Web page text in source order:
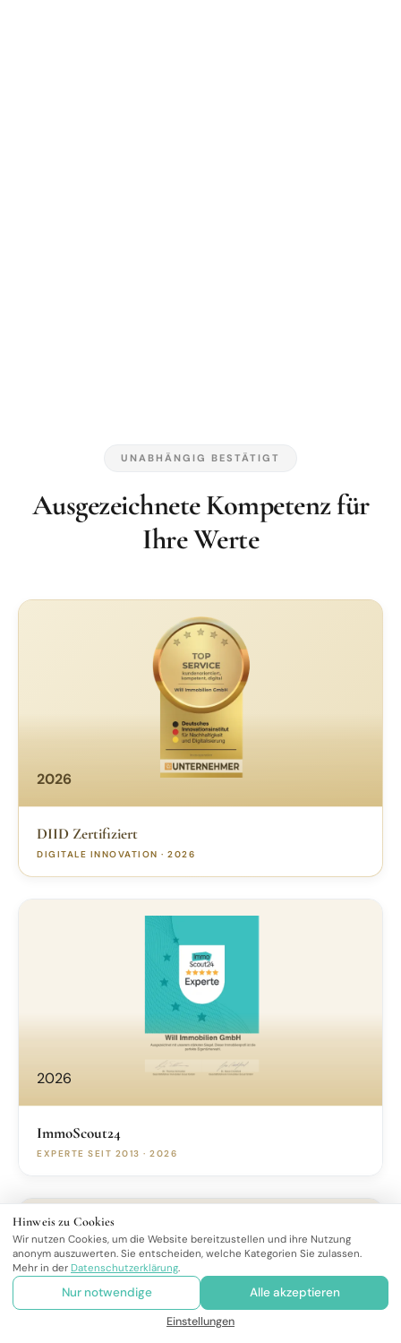
UNABHÄNGIG BESTÄTIGT
Ausgezeichnete Kompetenz für
Ihre Werte
2026
DIID Zertifiziert
DIGITALE INNOVATION · 2026
2026
ImmoScout24
EXPERTE SEIT 2013 · 2026
TOP-MAKLER
AUSZEICHNUNG
Hinweis zu Cookies
Wir nutzen Cookies, um die Website bereitzustellen und ihre Nutzung
anonym auszuwerten. Sie entscheiden, welche Kategorien Sie zulassen.
Mehr in der Datenschutzerklärung.
Einstellungen
Nur notwendige Alle akzeptieren